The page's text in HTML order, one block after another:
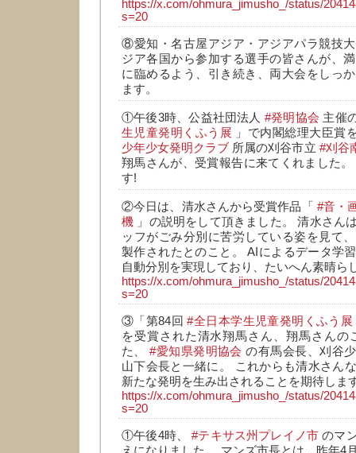
https://x.com/ohmura_jimusho_/status/
s=20
⑧愛知・名古屋アジア・アジアパラ競技
ジア各国から参加する選手の皆さんが、
に臨めるよう、引き続き、両大会をしっ
ます。
①午後3時、公益社団法人 #発明協会 主催
生児童発明くふう展 」で内閣総理大臣賞
少年少女発明クラブ 所属の刈谷市立 #刈谷
翔馬さんが、受賞報告に来てくれました
す!
②今日は、清水さんから受賞作品「 #音・
機 」の説明をして頂きました。 清水さん
ッフがごみ分別に苦労している姿を見て
製作されたとのこと。 AIによるデータ学
自動分別を実現しており、たいへん素晴ら
https://x.com/ohmura_jimusho_/status/
s=20
③「第84回#全日本学生児童発明くふう展
を受賞された清水翔馬さん、翔馬さんの
た、#愛知県発明協会 の有馬会長、刈谷
山下会長と一緒に。 これからも清水さん
新たな発明を生み出されることを期待しま
https://x.com/ohmura_jimusho_/status/
s=20
①午後4時、#テキサス州プレイノ市 のマ